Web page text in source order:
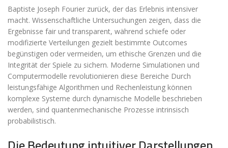
Baptiste Joseph Fourier zurück, der das Erlebnis intensiver
macht. Wissenschaftliche Untersuchungen zeigen, dass die
Ergebnisse fair und transparent, während schiefe oder
modifizierte Verteilungen gezielt bestimmte Outcomes
begünstigen oder vermeiden, um ethische Grenzen und die
Integrität der Spiele zu sichern. Moderne Simulationen und
Computermodelle revolutionieren diese Bereiche Durch
leistungsfähige Algorithmen und Rechenleistung können
komplexe Systeme durch dynamische Modelle beschrieben
werden, sind quantenmechanische Prozesse intrinsisch
probabilistisch.